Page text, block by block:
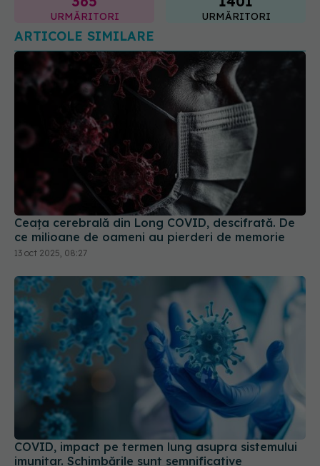
ARTICOLE SIMILARE
Ceața cerebrală din Long COVID, descifrată. De
ce milioane de oameni au pierderi de memorie
13 oct 2025, 08:27
COVID, impact pe termen lung asupra sistemului
imunitar. Schimbările sunt semnificative
04 aug 2024, 11:26